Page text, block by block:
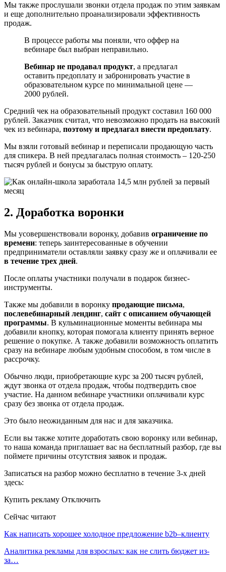
Мы также прослушали звонки отдела продаж по этим заявкам
и еще дополнительно проанализировали эффективность
продаж.
В процессе работы мы поняли, что оффер на
вебинаре был выбран неправильно.
Вебинар не продавал продукт, а предлагал
оставить предоплату и забронировать участие в
образовательном курсе по минимальной цене —
2000 рублей.
Средний чек на образовательный продукт составил 160 000
рублей. Заказчик считал, что невозможно продать на высокий
чек из вебинара, поэтому и предлагал внести предоплату.
Мы взяли готовый вебинар и переписали продающую часть
для спикера. В ней предлагалась полная стоимость – 120-250
тысяч рублей и бонусы за быструю оплату.
2. Доработка воронки
Мы усовершенствовали воронку, добавив ограничение по
времени: теперь заинтересованные в обучении
предприниматели оставляли заявку сразу же и оплачивали ее
в течение трех дней.
После оплаты участники получали в подарок бизнес-
инструменты.
Также мы добавили в воронку продающие письма,
послевебинарный лендинг, сайт с описанием обучающей
программы. В кульминационные моменты вебинара мы
добавили кнопку, которая помогала клиенту принять верное
решение о покупке. А также добавили возможность оплатить
сразу на вебинаре любым удобным способом, в том числе в
рассрочку.
Обычно люди, приобретающие курс за 200 тысяч рублей,
ждут звонка от отдела продаж, чтобы подтвердить свое
участие. На данном вебинаре участники оплачивали курс
сразу без звонка от отдела продаж.
Это было неожиданным для нас и для заказчика.
Если вы также хотите доработать свою воронку или вебинар,
то наша команда приглашает вас на бесплатный разбор, где вы
поймете причины отсутствия заявок и продаж.
Записаться на разбор можно бесплатно в течение 3-х дней
здесь:
Купить рекламу Отключить
Сейчас читают
Как написать хорошее холодное предложение b2b–клиенту
Аналитика рекламы для взрослых: как не слить бюджет из-
за…